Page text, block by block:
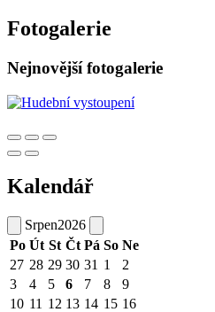
Fotogalerie
Nejnovější fotogalerie
Kalendář
Srpen2026
Po Út St Čt Pá So Ne
27 28 29 30 31 1
2
3
4 5 6 7 8
9
10 11 12 13 14 15 16